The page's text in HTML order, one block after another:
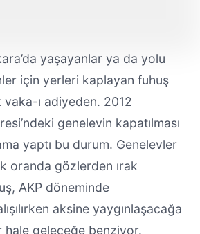
yaşayanlar ya da yolu
için yerleri kaplayan fuhuş
ı adiyeden. 2012
genelevin kapatılması
yaptı bu durum. Genelevler
oranda gözlerden ırak
AKP döneminde
aksine yaygınlaşacağa
hale geleceğe benziyor.